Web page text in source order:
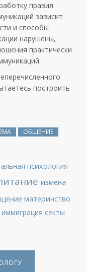
правил
зависит
и способы
нарушены,
практически
построить
ОБЩЕНИЕ
психология
измена
материнство
иммиграция секты